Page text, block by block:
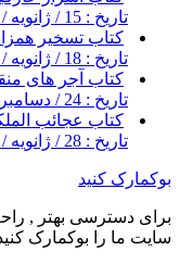
تاریخ : 15 / ژانویه / 2017
کتاب تسخیر
تاریخ : 18 / ژانویه / 2017
کتاب آجر های
تاریخ : 24 / دسامبر / 2016
کتاب عجائب
تاریخ : 28 / ژانویه / 2017
بوکمارک کنید
برای دسترسی بهتر ,
سایت ما را بوکمارک